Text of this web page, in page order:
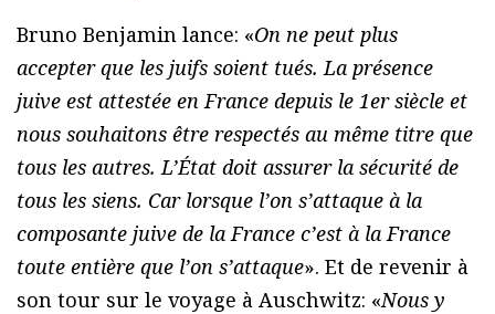
Bruno Benjamin lance: «On ne peut plus
accepter que les juifs soient tués. La présence
juive est attestée en France depuis le 1er siècle et
nous souhaitons être respectés au même titre que
tous les autres. L’État doit assurer la sécurité de
tous les siens. Car lorsque l’on s’attaque à la
composante juive de la France c’est à la France
toute entière que l’on s’attaque». Et de revenir à
son tour sur le voyage à Auschwitz: «Nous y